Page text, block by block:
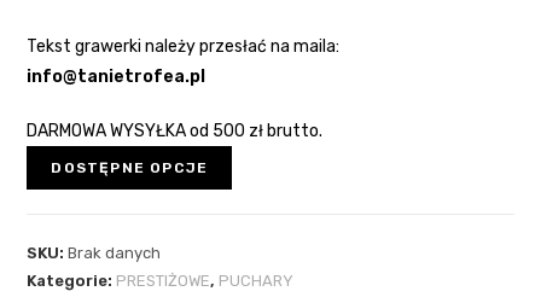
Tekst grawerki należy przesłać na maila:
info@tanietrofea.pl
DARMOWA WYSYŁKA od 500 zł brutto.
DOSTĘPNE OPCJE
SKU:Brak danych
Kategorie: PRESTIŻOWE, PUCHARY